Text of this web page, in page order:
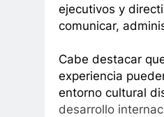
ejecutivos y
comunicar,
Cabe destacar
experiencia
entorno cultural
desarrollo